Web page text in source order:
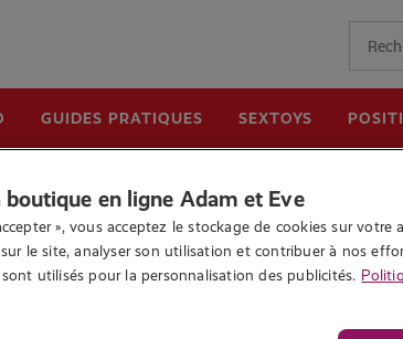
GUIDES PRATIQUES SEXTOYS
boutique en ligne Adam et Eve
», vous acceptez le stockage de cookies sur votre
le site, analyser son utilisation et contribuer à nos
utilisés pour la personnalisation des publicités.